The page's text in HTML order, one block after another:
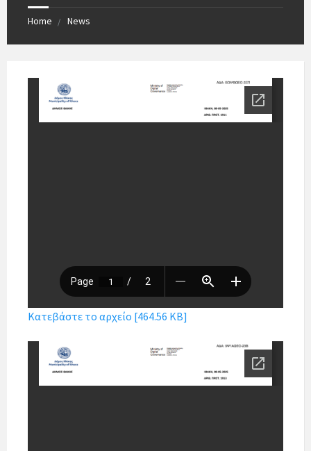
Home News
Κατεβάστε το αρχείο [464.56 KB]